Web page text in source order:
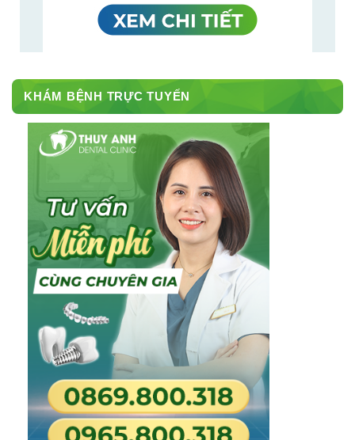
KHÁM BỆNH TRỰC TUYẾN